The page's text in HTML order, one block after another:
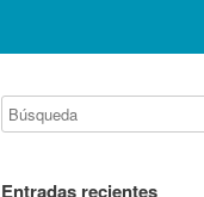
Entradas recientes